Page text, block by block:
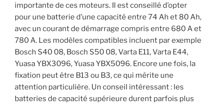
importante de ces moteurs. Il est conseillé d’opter
pour une batterie d’une capacité entre 74 Ah et 80 Ah,
avec un courant de démarrage compris entre 680 A et
780 A. Les modèles compatibles incluent par exemple
Bosch S40 08, Bosch S50 08, Varta E11, Varta E44,
Yuasa YBX3096, Yuasa YBX5096. Encore une fois, la
fixation peut être B13 ou B3, ce qui mérite une
attention particulière. Un conseil intéressant : les
batteries de capacité supérieure durent parfois plus